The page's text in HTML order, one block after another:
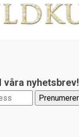
våra nyhetsbrev!